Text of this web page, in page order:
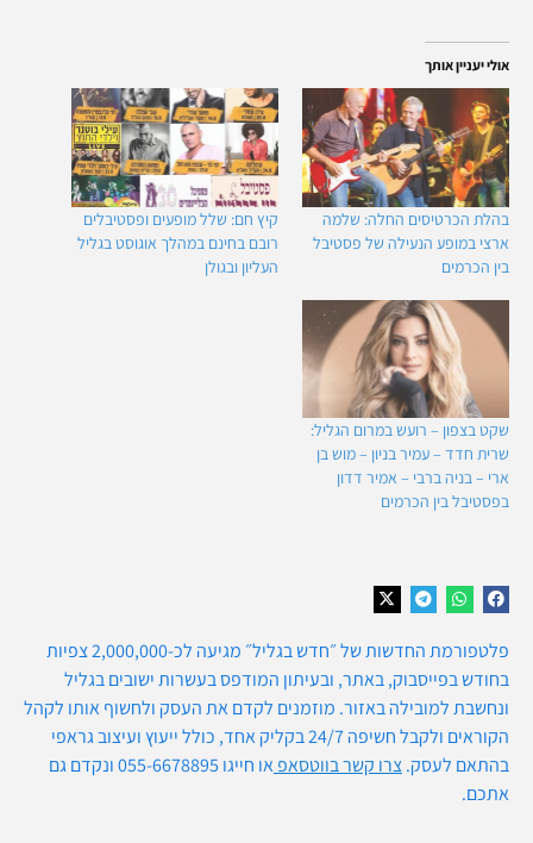
אולי יעניין אותך
בהלת הכרטיסים החלה: שלמה
ארצי במופע הנעילה של פסטיבל
בין הכרמים
קיץ חם: שלל מופעים ופסטיבלים
רובם בחינם במהלך אוגוסט בגליל
העליון ובגולן
שקט בצפון – רועש במרום הגליל:
שרית חדד – עמיר בניון – מוש בן
ארי – בניה ברבי – אמיר דדון
בפסטיבל בין הכרמים
פלטפורמת החדשות של ״חדש בגליל״ מגיעה לכ-2,000,000 צפיות
בחודש בפייסבוק, באתר, ובעיתון המודפס בעשרות ישובים בגליל
ונחשבת למובילה באזור. מוזמנים לקדם את העסק ולחשוף אותו לקהל
הקוראים ולקבל חשיפה 24/7 בקליק אחד, כולל ייעוץ ועיצוב גראפי
בהתאם לעסק.צרו קשר בווטסאפ
או חייגו 055-6678895 ונקדם גם
אתכם.